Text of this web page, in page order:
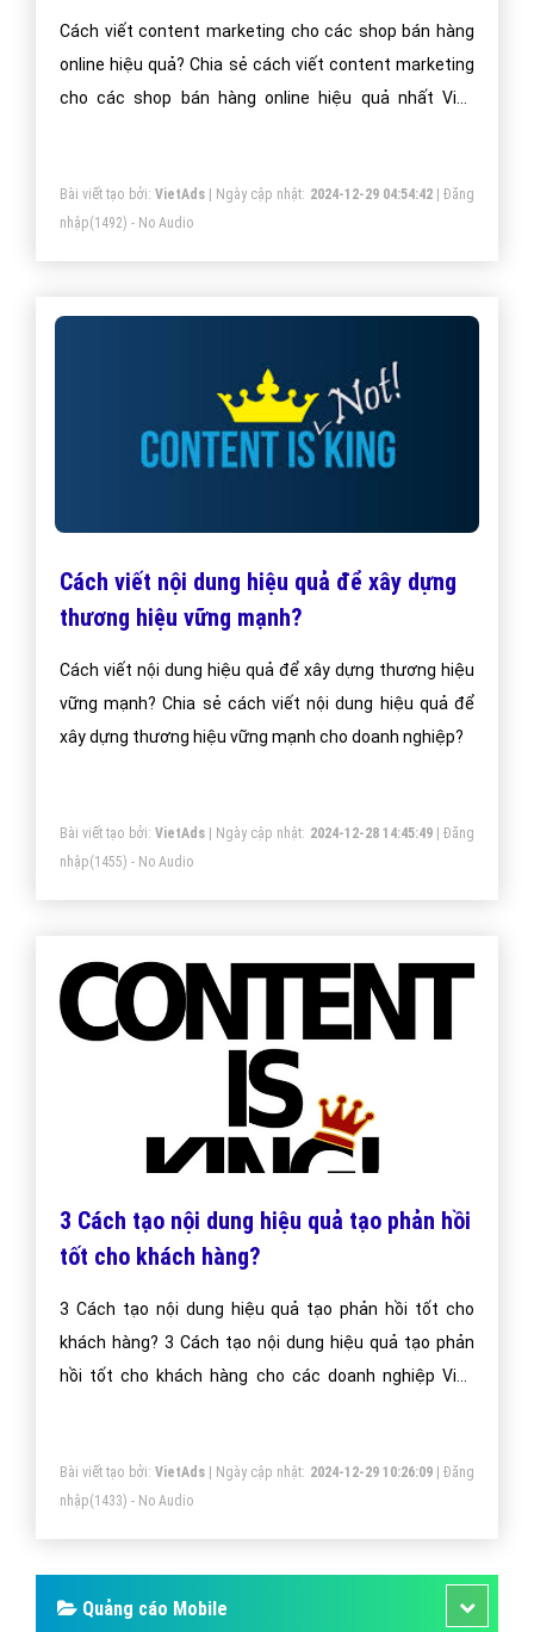
Cách viết content marketing cho các shop bán hàng
online hiệu quả? Chia sẻ cách viết content marketing
cho các shop bán hàng online hiệu quả nhất Việt
Bài viết tạo bởi: VietAds| Ngày cập nhật: 2024-12-29 04:54:42|Đăng
nhập(1492) - No Audio
Cách viết nội dung hiệu quả để xây dựng
thương hiệu vững mạnh?
Cách viết nội dung hiệu quả để xây dựng thương hiệu
vững mạnh? Chia sẻ cách viết nội dung hiệu quả để
xây dựng thương hiệu vững mạnh cho doanh nghiệp?
Bài viết tạo bởi: VietAds| Ngày cập nhật: 2024-12-28 14:45:49|Đăng
nhập(1455) - No Audio
3 Cách tạo nội dung hiệu quả tạo phản hồi
tốt cho khách hàng?
3 Cách tạo nội dung hiệu quả tạo phản hồi tốt cho
khách hàng? 3 Cách tạo nội dung hiệu quả tạo phản
hồi tốt cho khách hàng cho các doanh nghiệp Việt
Bài viết tạo bởi: VietAds| Ngày cập nhật: 2024-12-29 10:26:09|Đăng
nhập(1433) - No Audio
Quảng cáo Mobile